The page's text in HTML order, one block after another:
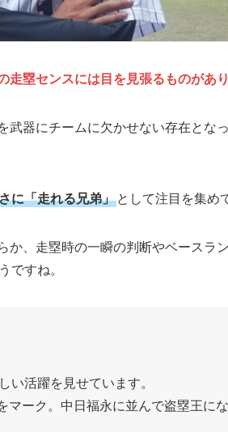
塁センスには目を見張るものがあり
武器にチームに欠かせない存在とな
に「走れる兄弟」 として注目を集め
か、走塁時の一瞬の判断やベースラ
ですね。
い活躍を見せています。
ーク。中日福永に並んで盗塁王にな